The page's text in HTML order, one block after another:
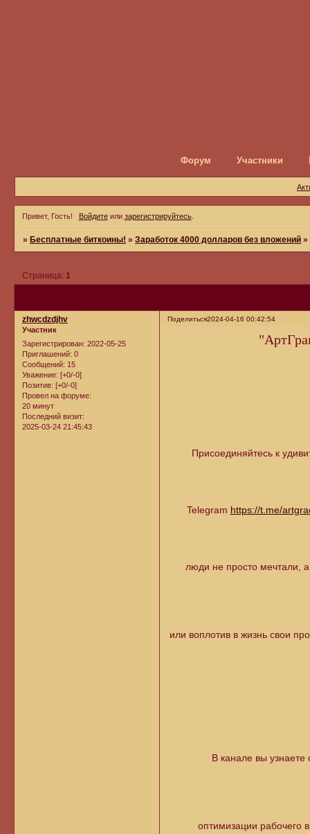
Форум Участники
Привет, Гость! Войдитеили зарегистрируйтесь.
» Бесплатные биткоины! »Заработок 4000 долларов без вложений »
Страница: 1
Поделиться2024-04-16 00:42:54
zhwcdzdjhv
Участник
Зарегистрирован: 2022-05-25
Приглашений: 0
Сообщений: 15
Уважение: [+0/-0]
Позитив: [+0/-0]
Провел на форуме:
20 минут
Последний визит:
2025-03-24 21:45:43
Присоединяйтесь к
Telegram https://t.me/
люди не просто мечтали,
или воплотив в жизнь свои
В канале вы узнаете
оптимизации рабочего